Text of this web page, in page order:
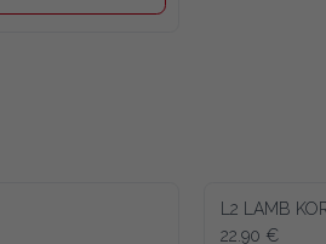
L2 LAMB
22.90 €